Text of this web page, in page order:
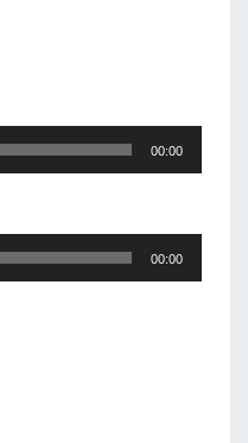
00:00
00:00